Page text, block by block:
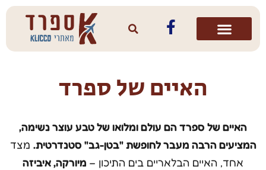
האיים של ספרד
האיים של ספרד הם עולם ומלואו של טבע עוצר נשימה,
המציעים הרבה מעבר לחופשת "בטן-גב" סטנדרטית. מצד
אחד, האיים הבלאריים בים התיכון – מיורקה, איביזה